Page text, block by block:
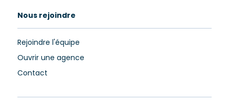
Nous rejoindre
Rejoindre l'équipe
Ouvrir une agence
Contact